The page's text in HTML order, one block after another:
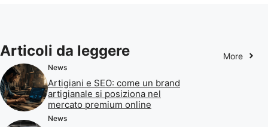
Articoli da leggere More
News
Artigiani e SEO: come un brand
artigianale si posiziona nel
mercato premium online
News